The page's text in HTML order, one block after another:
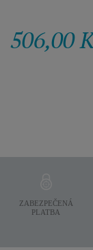
506,00
ZABEZPEČENÁ
PLATBA